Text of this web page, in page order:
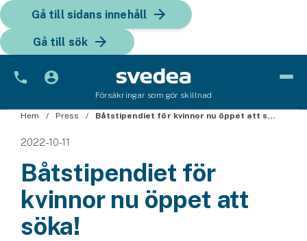
Gå till sidans innehåll
Gå till sök
Försäkringar som gör skillnad
Bil
Bilförsäkring
Bilförsäkring för företag
Fordon
Snöskoterförsäkring
Hem Press Båtstipendiet för kvinnor nu öppet att söka!
2022-10-11
Båtstipendiet för
kvinnor nu öppet att
söka!